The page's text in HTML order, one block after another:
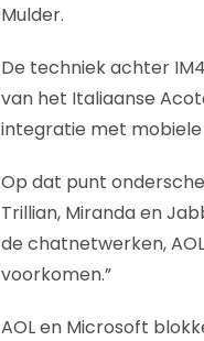
Mulder.
De techniek achter
van het Italiaanse
integratie met
Op dat punt
Trillian, Miranda en
de chatnetwerken,
voorkomen.”
AOL en Microsoft